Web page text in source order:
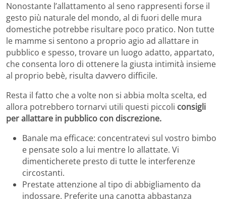
Nonostante l’allattamento al seno rappresenti forse il
gesto più naturale del mondo, al di fuori delle mura
domestiche potrebbe risultare poco pratico. Non tutte
le mamme si sentono a proprio agio ad allattare in
pubblico e spesso, trovare un luogo adatto, appartato,
che consenta loro di ottenere la giusta intimità insieme
al proprio bebè, risulta davvero difficile.
Resta il fatto che a volte non si abbia molta scelta, ed
allora potrebbero tornarvi utili questi piccoli consigli
per allattare in pubblico con discrezione.
Banale ma efficace: concentratevi sul vostro bimbo
e pensate solo a lui mentre lo allattate. Vi
dimenticherete presto di tutte le interferenze
circostanti.
Prestate attenzione al tipo di abbigliamento da
indossare. Preferite una canotta abbastanza